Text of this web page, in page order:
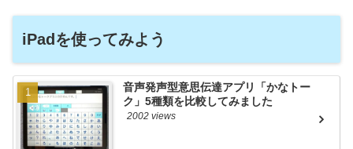
iPadを使ってみよう
音声発声型意思伝達アプリ「かなトー
ク」5種類を比較してみました
2002 views